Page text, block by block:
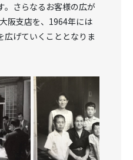
。さらなるお客様の広が
阪支店を、1964年には
広げていくこととなりま